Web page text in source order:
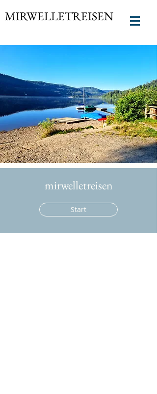
MIRWELLETREISEN
mirwelletreisen
Start